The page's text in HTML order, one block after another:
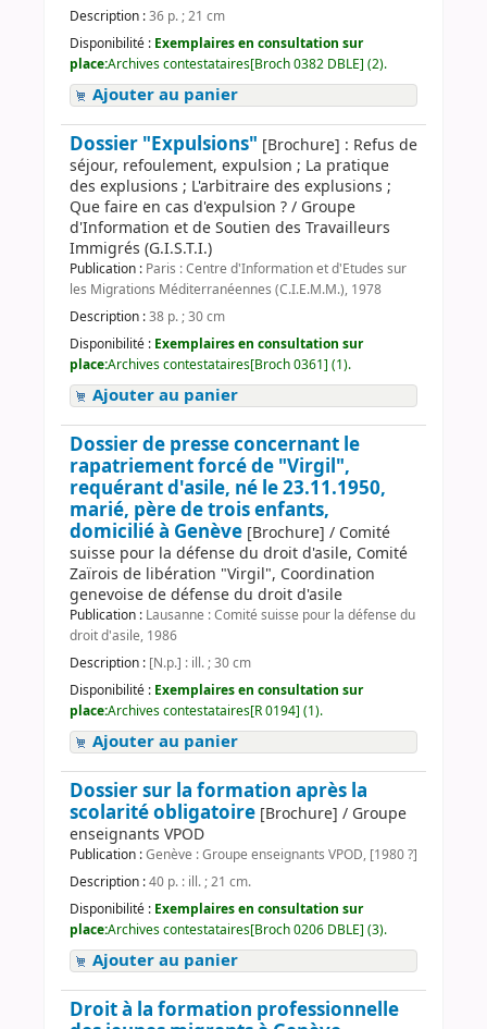
Description :36 p. ; 21 cm
Disponibilité : Exemplaires en consultation sur
place:Archives contestataires[Broch 0382 DBLE] (2).
Ajouter au panier
Dossier "Expulsions" [Brochure] : Refus de
séjour, refoulement, expulsion ; La pratique
des explusions ; L'arbitraire des explusions ;
Que faire en cas d'expulsion ? / Groupe
d'Information et de Soutien des Travailleurs
Immigrés (G.I.S.T.I.)
Publication : Paris : Centre d'Information et d'Etudes sur
les Migrations Méditerranéennes (C.I.E.M.M.), 1978
Description :38 p. ; 30 cm
Disponibilité : Exemplaires en consultation sur
place:Archives contestataires[Broch 0361] (1).
Ajouter au panier
Dossier de presse concernant le
rapatriement forcé de "Virgil",
requérant d'asile, né le 23.11.1950,
marié, père de trois enfants,
domicilié à Genève [Brochure] / Comité
suisse pour la défense du droit d'asile, Comité
Zaïrois de libération "Virgil", Coordination
genevoise de défense du droit d'asile
Publication : Lausanne : Comité suisse pour la défense du
droit d'asile, 1986
Description : [N.p.] : ill. ; 30 cm
Disponibilité : Exemplaires en consultation sur
place:Archives contestataires[R 0194] (1).
Ajouter au panier
Dossier sur la formation après la
scolarité obligatoire [Brochure] / Groupe
enseignants VPOD
Publication :Genève : Groupe enseignants VPOD, [1980 ?]
Description :40 p. : ill. ; 21 cm.
Disponibilité : Exemplaires en consultation sur
place:Archives contestataires[Broch 0206 DBLE] (3).
Ajouter au panier
Droit à la formation professionnelle